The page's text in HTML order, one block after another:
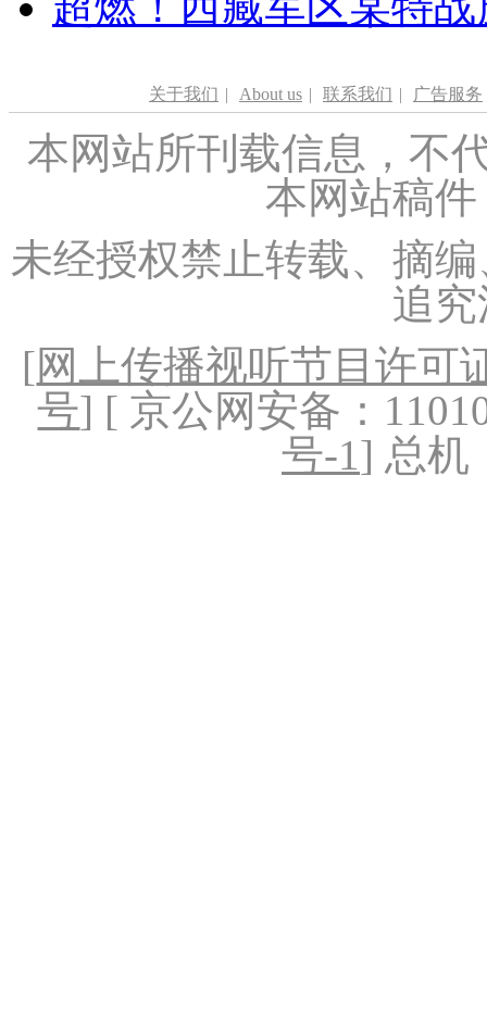
关于我们 | About us | 联系我们 | 广告服务
本网站所刊载信息，不
本网站稿
未经授权禁止转载、摘
追
[网上传播视听节目许可
号] [ 京公网安备：
号-1] 总机